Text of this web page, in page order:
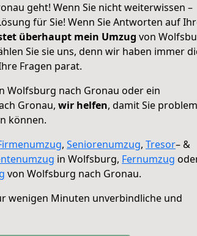
geht! Wenn Sie nicht weiterwissen –
für Sie! Wenn Sie Antworten auf
überhaupt mein Umzug von
Sie sie uns, denn wir haben immer
Fragen parat.
Wolfsburg nach Gronau oder ein
Gronau, wir helfen, damit Sie
können.
, Seniorenumzug, Tresor– &
in Wolfsburg, Fernumzug
von Wolfsburg nach Gronau.
wenigen Minuten unverbindliche und